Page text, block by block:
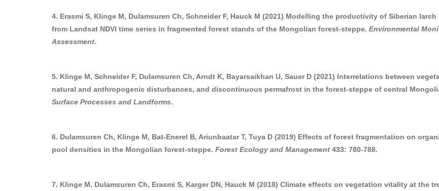
4. Erasmi S, Klinge M, Dulamsuren Ch, Schneider F, Hauck M (2021) Modelling the productivity of Siberian larch
from Landsat NDVI time series in fragmented forest stands of the Mongolian forest-steppe. Environmental
Assessment.
5. Klinge M, Schneider F, Dulamsuren Ch, Arndt K, Bayarsaikhan U, Sauer D (2021) Interrelations between
natural and anthropogenic disturbances, and discontinuous permafrost in the forest-steppe of central
Surface Processes and Landforms.
6. Dulamsuren Ch, Klinge M, Bat-Enerel B, Ariunbaatar T, Tuya D (2019) Effects of forest fragmentation on
pool densities in the Mongolian forest-steppe. Forest Ecology and Management 433: 780-788.
7. Klinge M, Dulamsuren Ch, Erasmi S, Karger DN, Hauck M (2018) Climate effects on vegetation vitality at the